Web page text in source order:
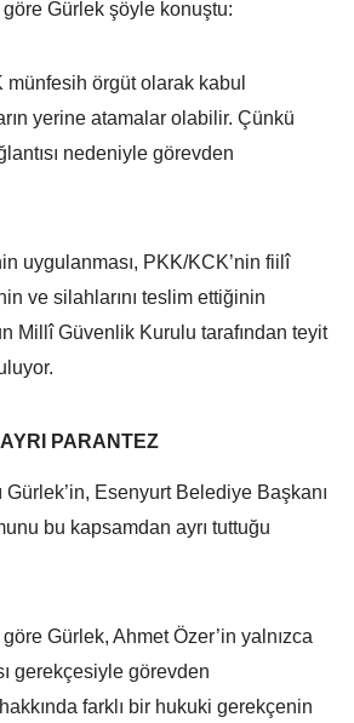
göre Gürlek şöyle konuştu:
münfesih örgüt olarak kabul
yerine atamalar olabilir. Çünkü
nedeniyle görevden
uygulanması, PKK/KCK’nin fiilî
ve silahlarını teslim ettiğinin
Millî Güvenlik Kurulu tarafından teyit
PARANTEZ
Esenyurt Belediye Başkanı
bu kapsamdan ayrı tuttuğu
göre Gürlek, Ahmet Özer’in yalnızca
gerekçesiyle görevden
hakkında farklı bir hukuki gerekçenin